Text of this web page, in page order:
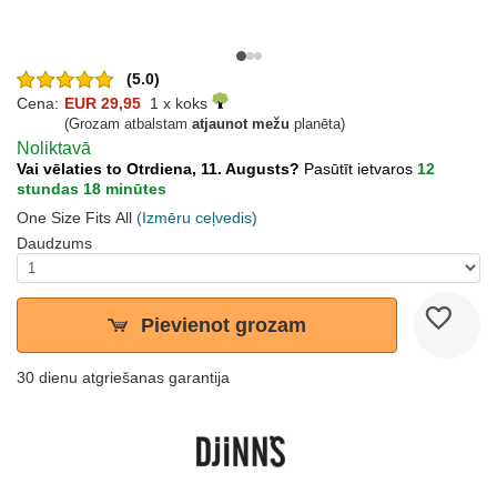
(5.0)
Cena: EUR 29,95 1 x koks
(Grozam atbalstam atjaunot mežu planēta)
Noliktavā
Vai vēlaties to Otrdiena, 11. Augusts? Pasūtīt ietvaros 12
stundas 18 minūtes
One Size Fits All (Izmēru ceļvedis)
Daudzums
Pievienot grozam
30 dienu atgriešanas garantija